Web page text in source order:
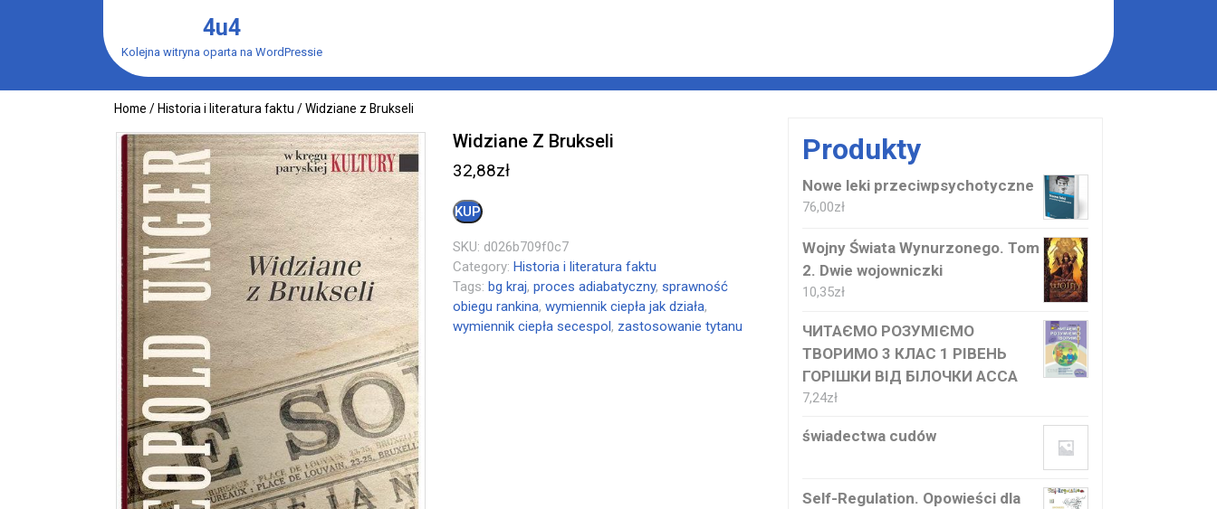
4u4
Kolejna witryna oparta na WordPressie
Home / Historia i literatura faktu / Widziane z Brukseli
Widziane Z Brukseli
32,88zł
KUP
SKU: d026b709f0c7
Category:Historia i literatura faktu
Tags:bg kraj,proces adiabatyczny,sprawność
obiegu rankina,wymiennik ciepła jak działa,
wymiennik ciepła secespol, zastosowanie tytanu
Produkty
Nowe leki przeciwpsychotyczne
76,00zł
Wojny Świata Wynurzonego. Tom
2. Dwie wojowniczki
10,35zł
ЧИТАЄМО РОЗУМІЄМО
ТВОРИМО 3 КЛАС 1 РІВЕНЬ
ГОРІШКИ ВІД БІЛОЧКИ ACCA
7,24zł
świadectwa cudów
Self-Regulation. Opowieści dla